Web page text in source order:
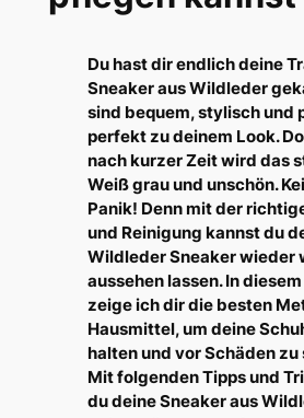
Du hast dir endlich deine
Sneaker aus Wildleder
sind bequem, stylisch und
perfekt zu deinem Look.
nach kurzer Zeit wird das
Weiß grau und unschön.
Panik! Denn mit der
und Reinigung kannst du
Wildleder Sneaker wieder
aussehen lassen. In
zeige ich dir die besten
Hausmittel, um deine
halten und vor Schäden
Mit folgenden Tipps und
du deine Sneaker aus